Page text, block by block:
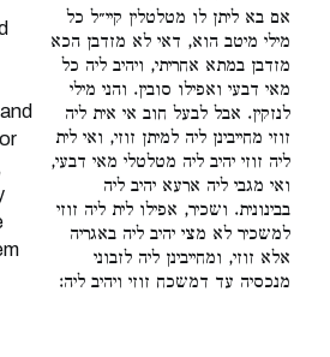
אם בא ליתן לו מטלטלין קיי״ל כל
מילי מיטב הוא, דאי לא מזדבן הכא
מזדבן במתא אחריתי, ויהיב ליה כל
מאי דבעי ואפילו סובין. והני מילי
לנזקין. אבל לבעל חוב אי אית ליה
זוזי מחייבינן ליה למיתן זוזי, ואי לית
ליה זוזי יהיב ליה מטלטלי מאי דבעי,
ואי מגבי ליה ארעא יהיב ליה
בבינונית. ושכיר, אפילו לית ליה זוזי
למשכיר לא מצי יהיב ליה באגריה
אלא זוזי, ומחייבינן ליה לזבוני
מנכסיה עד דמשכח זוזי ויהיב ליה: